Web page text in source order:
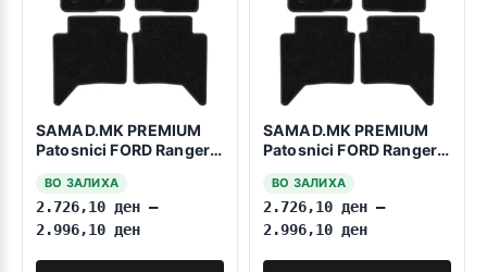
SAMAD.MK PREMIUM
Patosnici FORD Ranger
ВО ЗАЛИХА
2.726,10 ден –
2.996,10 ден
SAMAD.MK PREMIUM
Patosnici FORD Ranger
ВО ЗАЛИХА
2.726,10 ден –
2.996,10 ден